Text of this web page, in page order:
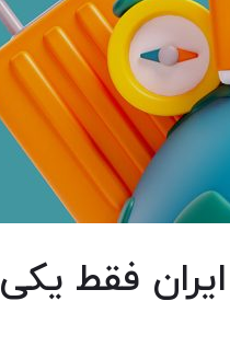
فقط یکی